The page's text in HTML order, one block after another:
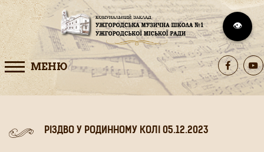
МЕНЮ
РІЗДВО У РОДИННОМУ КОЛІ 05.12.2023
👁️